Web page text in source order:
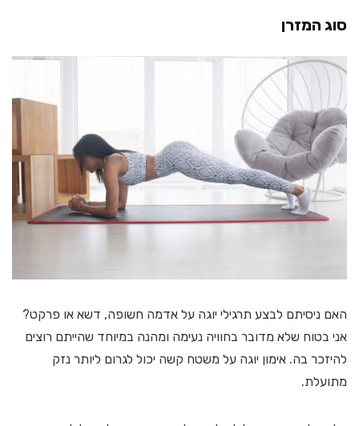
סוג המזרן
האם ניסיתם לבצע תרגילי יוגה על אדמה חשופה, דשא או פרקט?
אני בטוח שלא מדובר בחוויה נעימה ומהנה במיוחד שהייתם רוצים
להיזכר בה. אימון יוגה על משטח קשה יכול לגרום ליותר נזק
מתועלת.